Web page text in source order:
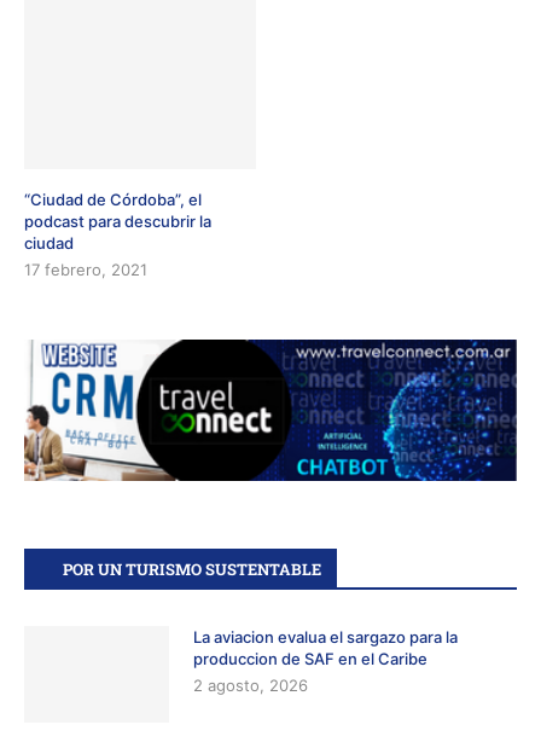
“Ciudad de Córdoba”, el
podcast para descubrir la
ciudad
17 febrero, 2021
POR UN TURISMO SUSTENTABLE
La aviacion evalua el sargazo para la
produccion de SAF en el Caribe
2 agosto, 2026